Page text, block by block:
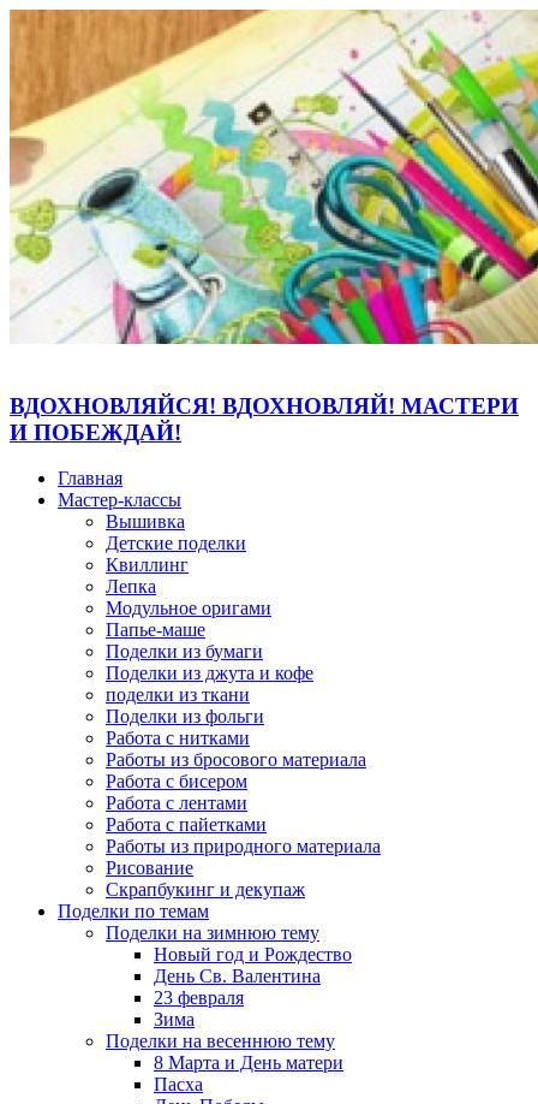
ВДОХНОВЛЯЙСЯ! ВДОХНОВЛЯЙ! МАСТЕРИ
И ПОБЕЖДАЙ!
Главная
Мастер-классы
Вышивка
Детские поделки
Квиллинг
Лепка
Модульное оригами
Папье-маше
Поделки из бумаги
Поделки из джута и кофе
поделки из ткани
Поделки из фольги
Работа с нитками
Работы из бросового материала
Работа с бисером
Работа с лентами
Работа с пайетками
Работы из природного материала
Рисование
Скрапбукинг и декупаж
Поделки по темам
Поделки на зимнюю тему
Новый год и Рождество
День Св. Валентина
23 февраля
Зима
Поделки на весеннюю тему
8 Марта и День матери
Пасха